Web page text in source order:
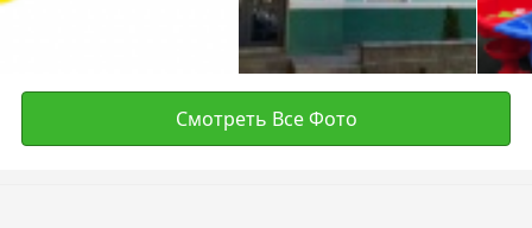
Смотреть Все Фото